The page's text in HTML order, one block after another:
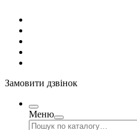
Замовити дзвінок
Меню